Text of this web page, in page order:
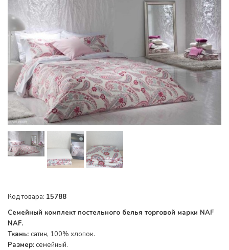
Код товара: 15788
Семейный комплект постельного белья торговой марки NAF
NAF.
Ткань: сатин, 100% хлопок.
Размер: семейный.